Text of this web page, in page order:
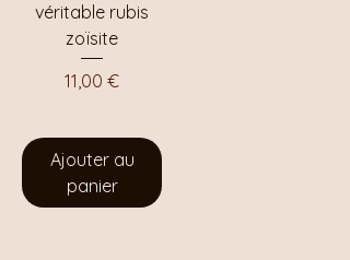
véritable rubis
zoïsite
Prix
11,00 €
Ajouter au
panier